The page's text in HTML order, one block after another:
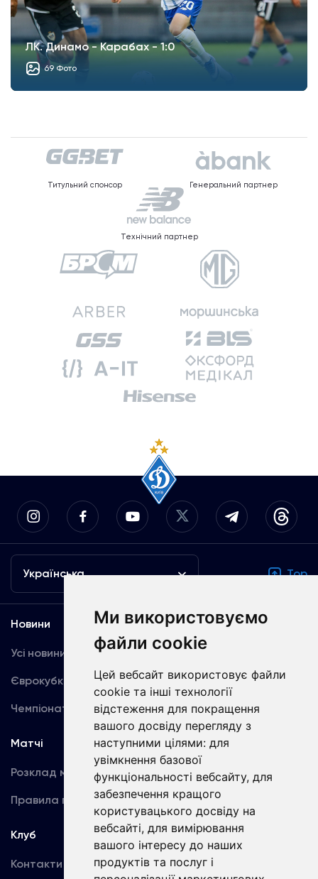
Ми використовуємо
файли cookie
Цей вебсайт використовує файли
cookie та інші технології
відстеження для покращення
вашого досвіду перегляду з
наступними цілями: для
увімкнення базової
функціональності вебсайту, для
забезпечення кращого
користувацького досвіду на
вебсайті, для вимірювання
вашого інтересу до наших
продуктів та послуг і
ЛК. Динамо - Карабах - 1:0
69 Фото
Титульний спонсор Генеральний партнер
Технічний партнер
Українська Top
Новини
Усі новини
Єврокубки
Чемпіонат України
Медіа
Динамо TV
Фотогалерея
Акредитація
Матчі
Розклад матчів
Правила поведінки
Команда
Перша команда
U19
Клуб
Контакти